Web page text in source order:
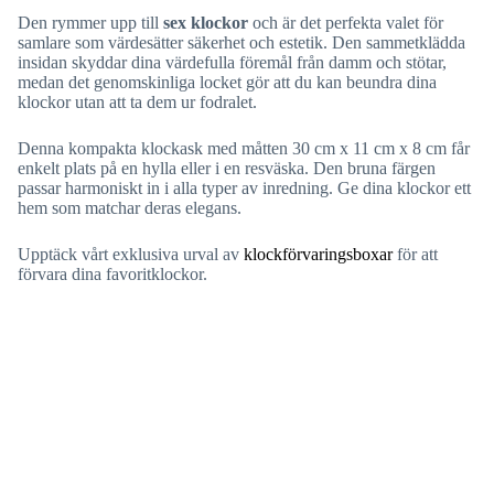
Den rymmer upp till sex klockor och är det perfekta valet för
samlare som värdesätter säkerhet och estetik. Den sammetklädda
insidan skyddar dina värdefulla föremål från damm och stötar,
medan det genomskinliga locket gör att du kan beundra dina
klockor utan att ta dem ur fodralet.
Denna kompakta klockask med måtten 30 cm x 11 cm x 8 cm får
enkelt plats på en hylla eller i en resväska. Den bruna färgen
passar harmoniskt in i alla typer av inredning. Ge dina klockor ett
hem som matchar deras elegans.
Upptäck vårt exklusiva urval av klockförvaringsboxarför att
förvara dina favoritklockor.